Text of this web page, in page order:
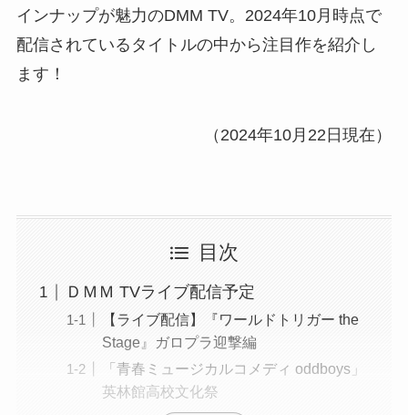
インナップが魅力のDMM TV。2024年10月時点で
配信されているタイトルの中から注目作を紹介し
ます！
（2024年10月22日現在）
目次
ＤＭＭ TVライブ配信予定
【ライブ配信】『ワールドトリガー the
Stage』ガロプラ迎撃編
「青春ミュージカルコメディ oddboys」
英林館高校文化祭